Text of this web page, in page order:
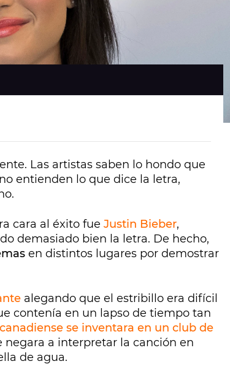
Las artistas saben lo hondo que
entienden lo que dice la letra,
cara al éxito fue Justin Bieber,
demasiado bien la letra. De hecho,
en distintos lugares por demostrar
alegando que el estribillo era difícil
contenía en un lapso de tiempo tan
se inventara en un club de
negara a interpretar la canción en
de agua.